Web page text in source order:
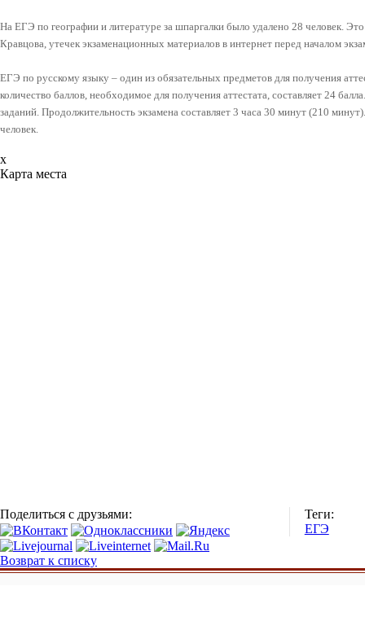
На ЕГЭ по географии и литературе за шпаргалки было удалено 28 человек.
Кравцова, утечек экзаменационных материалов в интернет перед началом
ЕГЭ по русскому языку – один из обязательных предметов для получения
количество баллов, необходимое для получения аттестата, составляет 24
заданий. Продолжительность экзамена составляет 3 часа 30 минут (210
человек.
x
Карта места
Поделиться с друзьями:
Теги:
ЕГЭ
Возврат к списку